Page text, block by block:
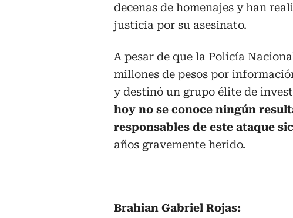
decenas de homenajes y han
justicia por su asesinato.
A pesar de que la Policía
millones de pesos por
y destinó un grupo élite de
hoy no se conoce ningún
responsables de este ataque
años gravemente herido.
Brahian Gabriel Rojas: